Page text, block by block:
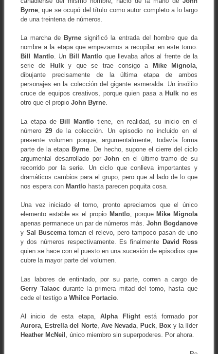
Byrne, que se ocupó del título como autor completo a lo largo
de una treintena de números.
La marcha de Byrne significó la entrada del hombre que da
nombre a la etapa que empezamos a recopilar en este tomo:
Bill Mantlo. Un Bill Mantlo que llevaba años al frente de la
serie de
Hulky que se trae consigo a Mike Mignola,
dibujante precisamente de la última etapa de ambos
personajes en la colección del gigante esmeralda. Un insólito
cruce de equipos creativos, porque quien pasa a Hulk no es
otro que el propio John Byrne.
La etapa deBill Mantlo tiene, en realidad, su inicio en el
número 29de la colección. Un episodio no incluido en el
presente volumen porque, argumentalmente, todavía forma
parte de la etapaByrne . De hecho, supone el cierre del ciclo
argumental desarrollado porJohn en el último tramo de su
recorrido por la serie. Un ciclo que conlleva importantes y
dramáticos cambios para el grupo, pero que al lado de lo que
nos espera con Mantlohasta parecen poquita cosa.
Una vez iniciado el tomo, pronto apreciamos que el único
elemento estable es el propio Mantlo, porque Mike Mignola
apenas permanece un par de números más.John Bogdanove
y Sal Buscematoman el relevo, pero tampoco pasan de uno
y dos números respectivamente. Es finalmente David Ross
quien se hace con el puesto en una sucesión de episodios que
cubre la mayor parte del volumen.
Las labores de entintado, por su parte, corren a cargo de
Gerry Talaocdurante la primera mitad del tomo, hasta que
cede el testigo a Whilce Portacio.
Al inicio de esta etapa,Alpha Flightestá formado por
Aurora, Estrella del Norte, Ave Nevada, Puck, Box y la líder
Heather McNeil , único miembro sin superpoderes. Por ahora.